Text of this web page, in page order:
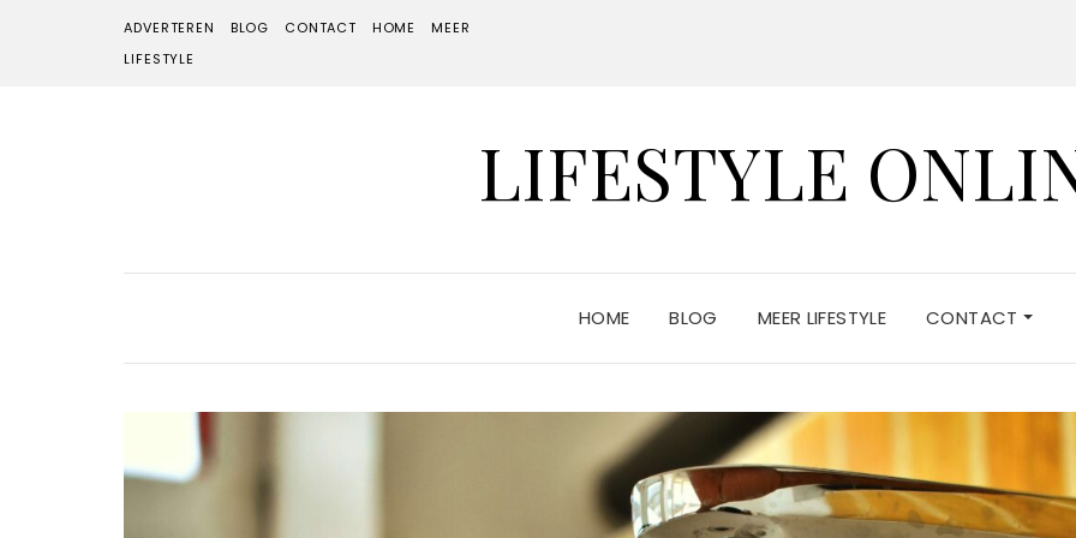
ADVERTEREN BLOG CONTACT HOME
MEER
LIFESTYLE
LIFESTYLE
HOME BLOG MEER LIFESTYLE CONTACT